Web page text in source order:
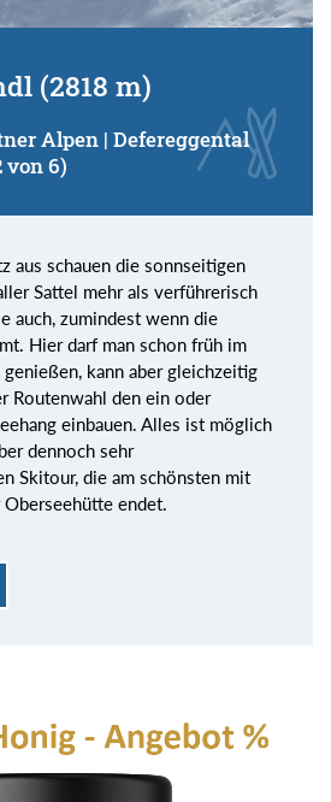
(2818 m)
Alpen | Defereggental
von 6)
aus schauen die sonnseitigen
Sattel mehr als verführerisch
auch, zumindest wenn die
Hier darf man schon früh im
genießen, kann aber gleichzeitig
Routenwahl den ein oder
einbauen. Alles ist möglich
dennoch sehr
Skitour, die am schönsten mit
endet.